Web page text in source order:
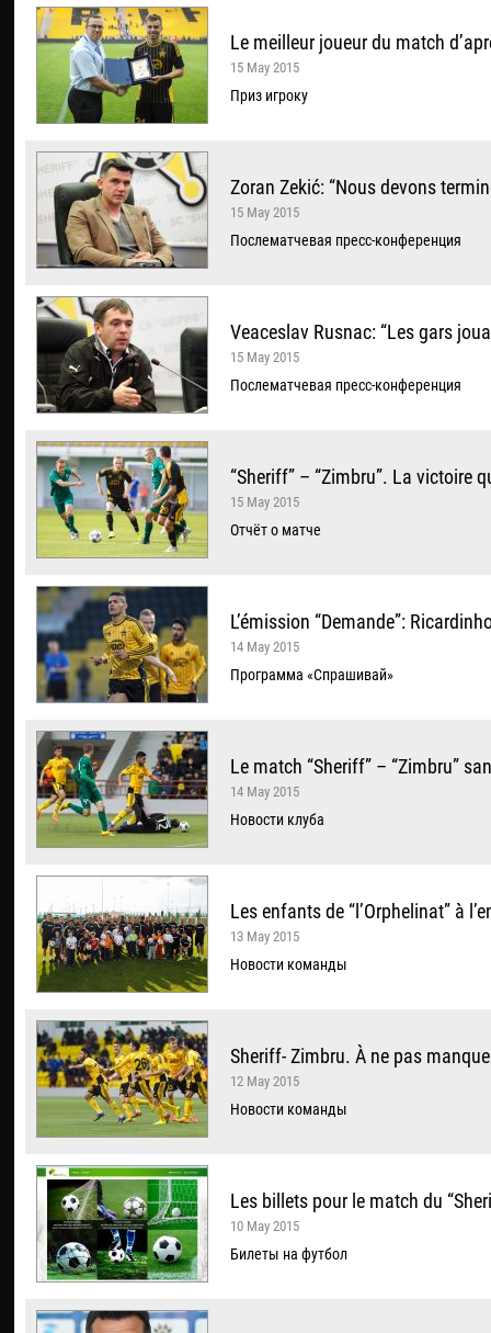
Le meilleur joueur du match
15 May 2015
Приз игроку
Zoran Zekić: “Nous devons
15 May 2015
Послематчевая пресс-конференция
Veaceslav Rusnac: “Les gars
15 May 2015
Послематчевая пресс-конференция
“Sheriff” – “Zimbru”. La victoire
15 May 2015
Отчёт о матче
L’émission “Demande”:
14 May 2015
Программа «Спрашивай»
Le match “Sheriff” – “Zimbru”
14 May 2015
Новости клуба
Les enfants de “l’Orphelinat” à
13 May 2015
Новости команды
Sheriff- Zimbru. À ne pas
12 May 2015
Новости команды
Les billets pour le match du
10 May 2015
Билеты на футбол